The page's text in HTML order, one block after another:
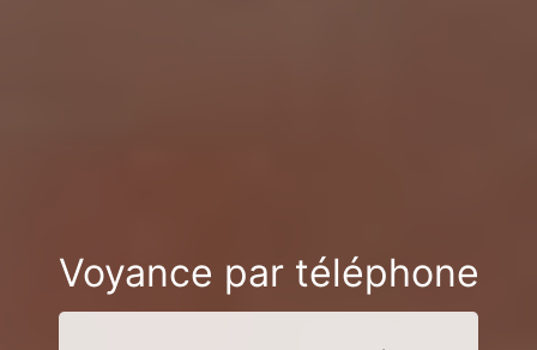
Voyance par téléphone